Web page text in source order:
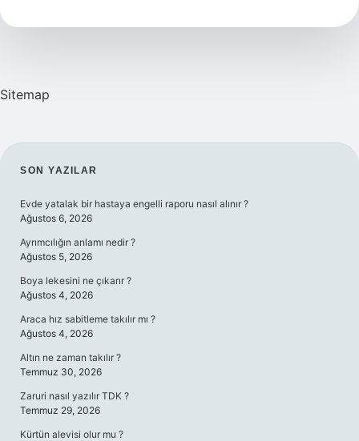
Sitemap
SIDEBAR
SON YAZILAR
Evde yatalak bir hastaya engelli raporu nasıl alınır ?
Ağustos 6, 2026
Ayrımcılığın anlamı nedir ?
Ağustos 5, 2026
Boya lekesini ne çıkarır ?
Ağustos 4, 2026
Araca hız sabitleme takılır mı ?
Ağustos 4, 2026
Altın ne zaman takılır ?
Temmuz 30, 2026
Zaruri nasıl yazılır TDK ?
Temmuz 29, 2026
Kürtün alevisi olur mu ?